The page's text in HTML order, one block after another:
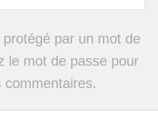
par un mot de
le mot de passe pour
commentaires.